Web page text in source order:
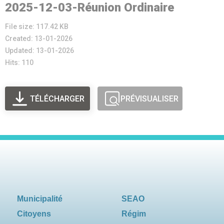
2025-12-03-Réunion Ordinaire
File size: 117.42 KB
Created: 13-01-2026
Updated: 13-01-2026
Hits: 110
TÉLÉCHARGER PRÉVISUALISER
Municipalité
Citoyens
SEAO
Régim